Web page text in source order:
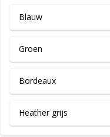
Blauw
Groen
Bordeaux
Heather grijs